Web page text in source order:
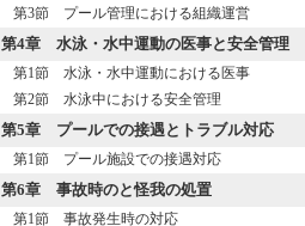
第3節 プール管理における組織運営
第4章 水泳・水中運動の医事と安全管理
第1節 水泳・水中運動における医事
第2節 水泳中における安全管理
第5章 プールでの接遇とトラブル対応
第1節 プール施設での接遇対応
第6章 事故時のと怪我の処置
第1節 事故発生時の対応